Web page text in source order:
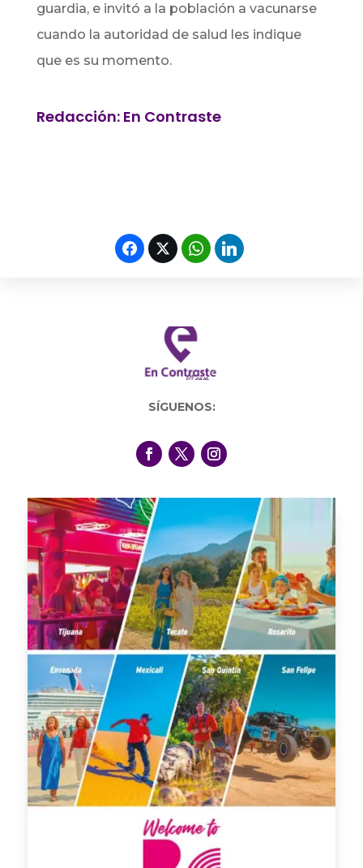
guardia, e invitó a la población a vacunarse
cuando la autoridad de salud les indique
que es su momento.
Redacción: En Contraste
SÍGUENOS: